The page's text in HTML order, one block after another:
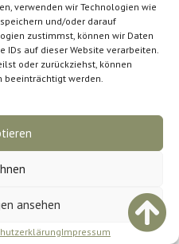
verwenden wir Technologien wie
und/oder darauf
zustimmst, können wir Daten
IDs auf dieser Website verarbeiten.
oder zurückziehst, können
beeinträchtigt werden.
ansehen
Impressum